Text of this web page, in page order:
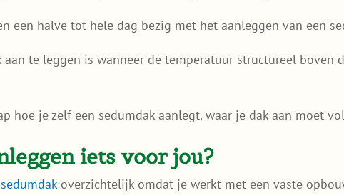
een halve tot hele dag bezig met het aanleggen van een
aan te leggen is wanneer de temperatuur structureel boven
hoe je zelf een sedumdak aanlegt, waar je dak aan moet
iets voor jou?
sedumdakoverzichtelijk omdat je werkt met een vaste